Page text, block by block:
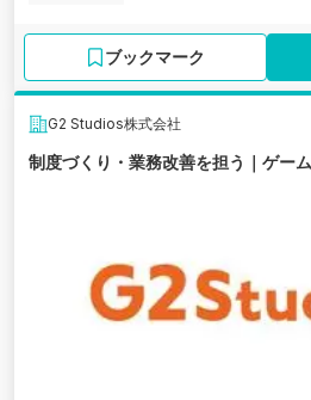
ブックマーク
G2 Studios株式会社
制度づくり・業務改善を担う｜ゲー